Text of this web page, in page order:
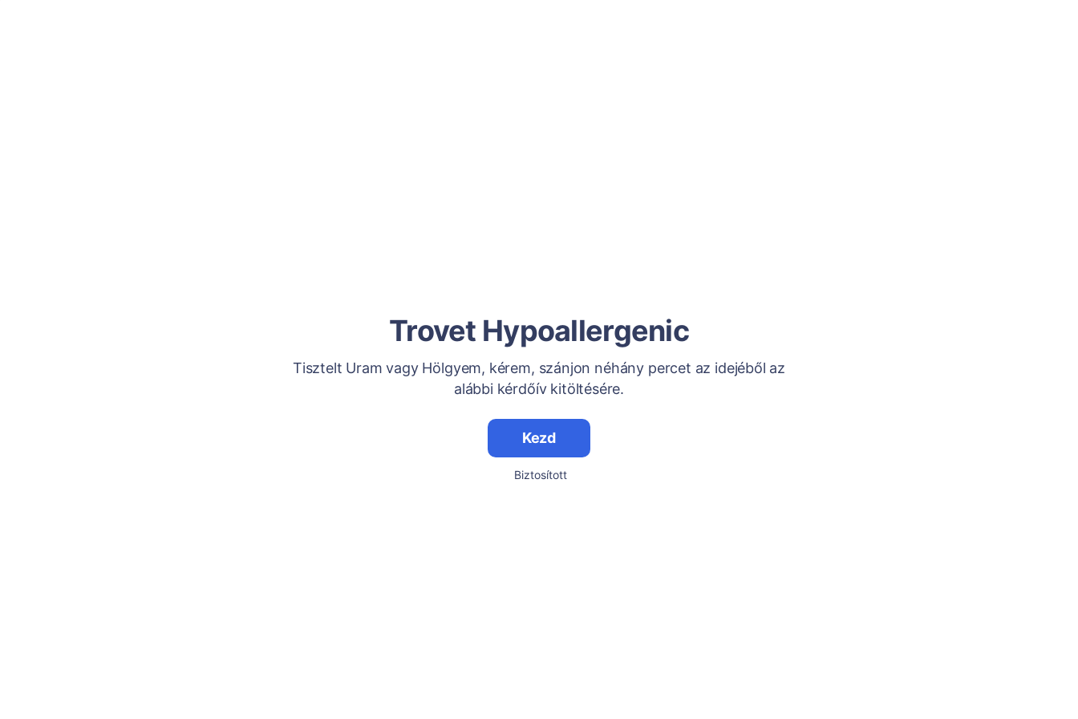
Trovet Hypoallergenic
Tisztelt Uram vagy Hölgyem, kérem, szánjon néhány percet az idejéből az
alábbi kérdőív kitöltésére.
Kezd
Biztosított